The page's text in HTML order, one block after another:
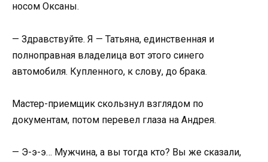
носом Оксаны.
— Здравствуйте. Я — Татьяна, единственная и
полноправная владелица вот этого синего
автомобиля. Купленного, к слову, до брака.
Мастер-приемщик скользнул взглядом по
документам, потом перевел глаза на Андрея.
— Э-э-э… Мужчина, а вы тогда кто? Вы же сказали,